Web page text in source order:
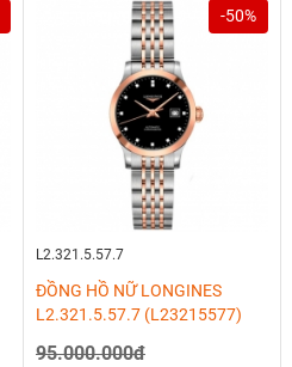
-50%
L2.321.5.57.7
ĐỒNG HỒ NỮ LONGINES
L2.321.5.57.7 (L23215577)
95.000.000đ